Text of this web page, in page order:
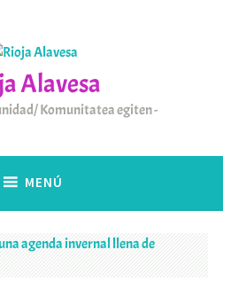
Alavesa
Komunitatea egiten
MENÚ